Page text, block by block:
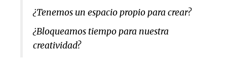
¿Tenemos un espacio propio para crear?
¿Bloqueamos tiempo para nuestra
creatividad?